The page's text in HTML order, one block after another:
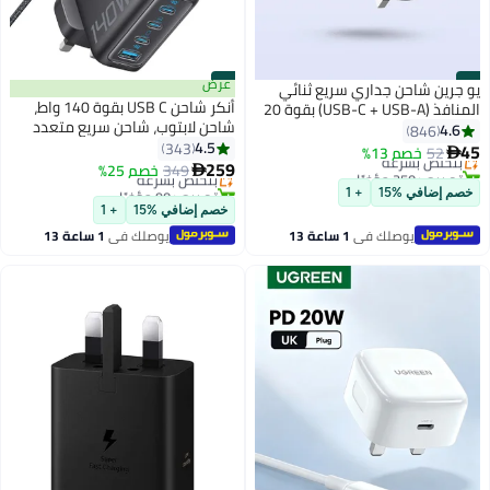
#7
يو جرين شاحن جداري سريع ثنائي
المنافذ (USB-C + USB-A) بقوة 20
واط، مزود بمنفذي شحن سريع
بتقنية GaN، متوافق مع أجهزة
أسود 20W 1A1C Black
4.6
846
45
52 خصم 13%
بتخلّص بسرعة
تم بيع +250 مؤخرًا
بتخلّص بسرعة
خصم إضافي %15 + 1
يوصلك في 1 ساعة 13
#8
عرض
أنكر شاحن USB C بقوة 140 واط،
شاحن لابتوب، شاحن سريع متعدد
الأجهزة بأربعة منافذ، محول طاقة
متقدم بتقنية GaN، تحكم باللمس
والمزيد
4.5
343
259
349 خصم 25%
بتخلّص بسرعة
تم بيع +90 مؤخرًا
بتخلّص بسرعة
خصم إضافي %15 + 1
يوصلك في 1 ساعة 13